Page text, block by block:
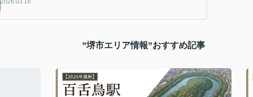
2026.03.18
”堺市エリア情報”おすすめ記事